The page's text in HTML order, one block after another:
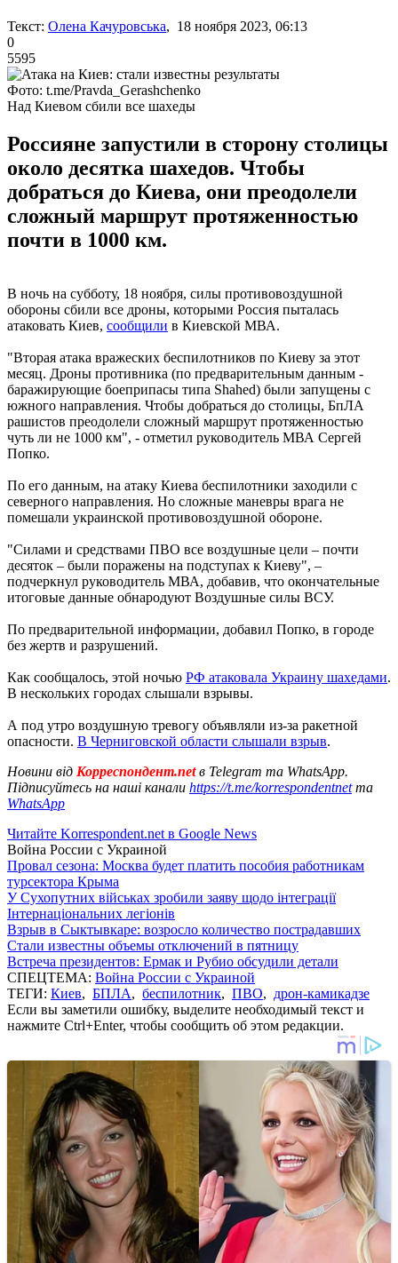
Текст: Олена Качуровська, 18 ноября 2023, 06:13
0
5595
Фото: t.me/Pravda_Gerashchenko
Над Киевом сбили все шахеды
Россияне запустили в сторону столицы
около десятка шахедов. Чтобы
добраться до Киева, они преодолели
сложный маршрут протяженностью
почти в 1000 км.
В ночь на субботу, 18 ноября, силы противовоздушной
обороны сбили все дроны, которыми Россия пыталась
атаковать Киев, сообщили в Киевской МВА.
"Вторая атака вражеских беспилотников по Киеву за этот
месяц. Дроны противника (по предварительным данным -
баражирующие боеприпасы типа Shahed) были запущены с
южного направления. Чтобы добраться до столицы, БпЛА
рашистов преодолели сложный маршрут протяженностью
чуть ли не 1000 км", - отметил руководитель МВА Сергей
Попко.
По его данным, на атаку Киева беспилотники заходили с
северного направления. Но сложные маневры врага не
помешали украинской противовоздушной обороне.
"Силами и средствами ПВО все воздушные цели – почти
десяток – были поражены на подступах к Киеву", –
подчеркнул руководитель МВА, добавив, что окончательные
итоговые данные обнародуют Воздушные силы ВСУ.
По предварительной информации, добавил Попко, в городе
без жертв и разрушений.
Как сообщалось, этой ночью РФ атаковала Украину шахедами.
В нескольких городах слышали взрывы.
А под утро воздушную тревогу объявляли из-за ракетной
опасности. В Черниговской области слышали взрыв.
Новини від Корреспондент.netв Telegram та WhatsApp.
Підписуйтесь на наші канали https://t.me/korrespondentnetта
WhatsApp
Читайте Korrespondent.net в Google News
Война России с Украиной
Провал сезона: Москва будет платить пособия работникам
турсектора Крыма
У Сухопутних військах зробили заяву щодо інтеграції
Інтернаціональних легіонів
Взрыв в Сыктывкаре: возросло количество пострадавших
Стали известны объемы отключений в пятницу
Встреча президентов: Ермак и Рубио обсудили детали
СПЕЦТЕМА: Война России с Украиной
ТЕГИ: Киев, БПЛА, беспилотник, ПВО, дрон-камикадзе
Если вы заметили ошибку, выделите необходимый текст и
нажмите Ctrl+Enter, чтобы сообщить об этом редакции.